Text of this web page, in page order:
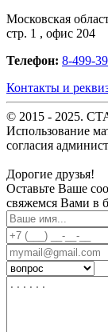
Московская
стр. 1 , офис 204
Телефон: 8-499-
Контакты и
© 2015 - 2025.
Использование
согласия
Дорогие друзья!
Оставьте Ваше
свяжемся Вами в